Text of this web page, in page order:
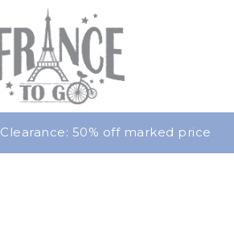
Clearance: 50% off marked price